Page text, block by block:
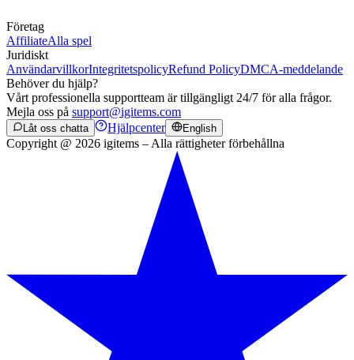
Företag
AffiliateAlla spel
Juridiskt
AnvändarvillkorIntegritetspolicyRefund PolicyDMCA-meddelande
Behöver du hjälp?
Vårt professionella supportteam är tillgängligt 24/7 för alla frågor.
Mejla oss på support@igitems.com
Låt oss chatta Hjälpcenter English
Copyright @ 2026 igitems – Alla rättigheter förbehållna